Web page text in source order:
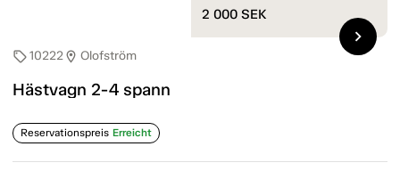
sell10222location_on Olofström
Hästvagn 2-4 spann
Reservationspreis Erreicht
2 000 SEK
chevron_right